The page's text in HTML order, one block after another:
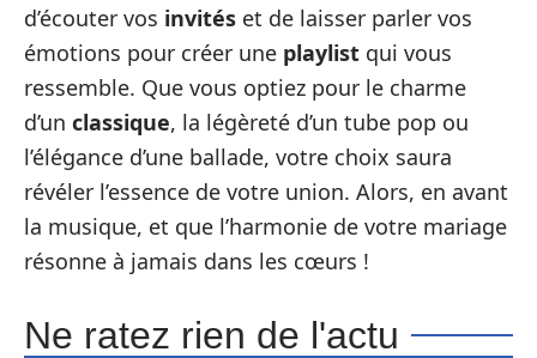
d’écouter vos invités et de laisser parler vos
émotions pour créer une playlist qui vous
ressemble. Que vous optiez pour le charme
d’un classique, la légèreté d’un tube pop ou
l’élégance d’une ballade, votre choix saura
révéler l’essence de votre union. Alors, en avant
la musique, et que l’harmonie de votre mariage
résonne à jamais dans les cœurs !
Ne ratez rien de l'actu